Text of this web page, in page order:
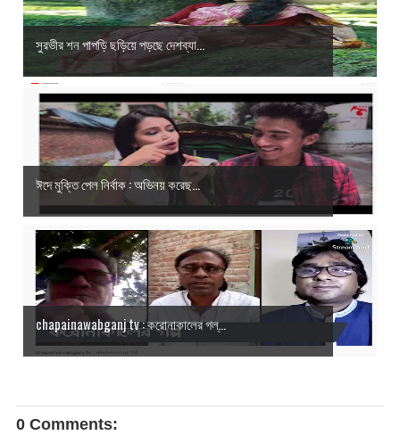
সুরভীর শন পাপড়ি ছড়িয়ে পড়ছে দেশব্যা...
ঈদে মুক্তি পেল নির্বাক : অভিনয় করেছ...
chapainawabganj tv : করোনাকালের গল্...
0 Comments: